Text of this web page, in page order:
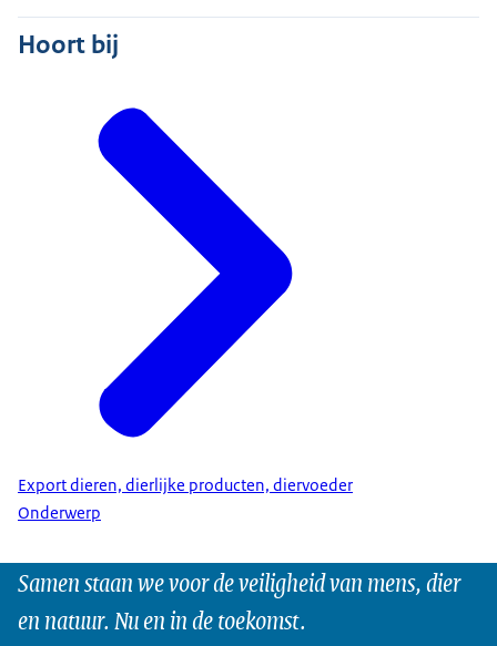
Hoort bij
Export dieren, dierlijke producten, diervoeder
Onderwerp
Samen staan we voor de veiligheid van mens, dier
en natuur. Nu en in de toekomst.